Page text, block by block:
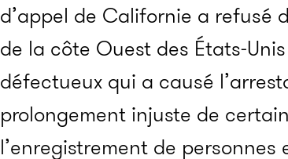
d’appel de Californie a refusé
de la côte Ouest des États-
défectueux qui a causé
prolongement injuste de
l’enregistrement de